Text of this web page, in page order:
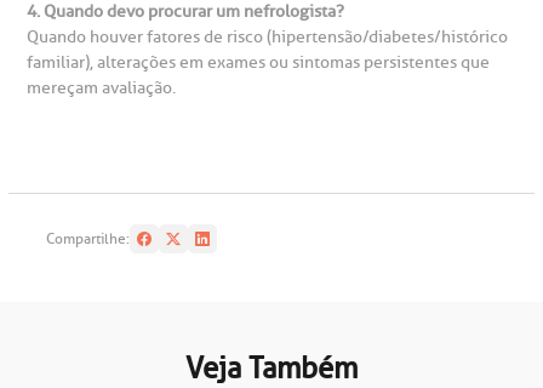
4. Quando devo procurar um nefrologista?
Quando houver fatores de risco (hipertensão/diabetes/histórico
familiar), alterações em exames ou sintomas persistentes que
mereçam avaliação.
Compartilhe:
Veja Também